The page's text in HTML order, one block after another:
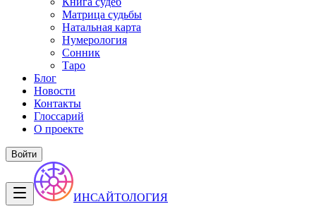
Матрица судьбы
Натальная карта
Нумерология
Сонник
Таро
Блог
Новости
Контакты
Глоссарий
О проекте
Войти
ИНСАЙТОЛОГИЯ